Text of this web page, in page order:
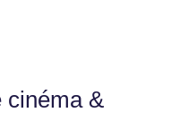
cinéma &